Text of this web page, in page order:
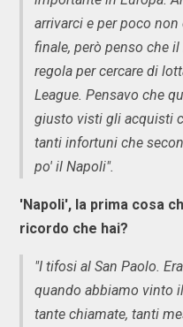
arrivarci e per poco
finale, però penso che
regola per cercare di
League. Pensavo che
giusto visti gli acquisti
tanti infortuni che
po' il Napoli".
'Napoli', la prima cosa
ricordo che hai?
"I tifosi al San Paolo.
quando abbiamo vinto
tante chiamate, tanti